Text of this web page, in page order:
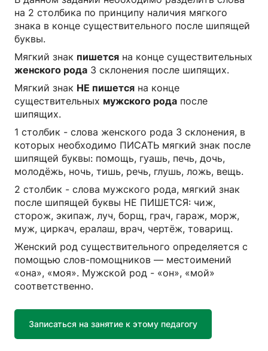
на 2 столбика по принципу наличия мягкого
знака в конце существительного после шипящей
буквы.
Мягкий знак пишется на конце существительных
женского рода 3 склонения после шипящих.
Мягкий знак НЕ пишется на конце
существительных мужского рода после
шипящих.
1 столбик - слова женского рода 3 склонения, в
которых необходимо ПИСАТЬ мягкий знак после
шипящей буквы: помощь, гуашь, печь, дочь,
молодёжь, ночь, тишь, речь, глушь, ложь, вещь.
2 столбик - слова мужского рода, мягкий знак
после шипящей буквы НЕ ПИШЕТСЯ: чиж,
сторож, экипаж, луч, борщ, грач, гараж, морж,
муж, циркач, ералаш, врач, чертёж, товарищ.
Женский род существительного определяется с
помощью слов-помощников — местоимений
«она», «моя». Мужской род - «он», «мой»
соответственно.
Записаться на занятие к этому педагогу